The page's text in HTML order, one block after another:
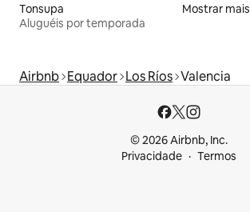
Tonsupa
Aluguéis por temporada
Mostrar mais
Airbnb Equador Los Ríos Valencia
© 2026 Airbnb, Inc.
Privacidade
Termos